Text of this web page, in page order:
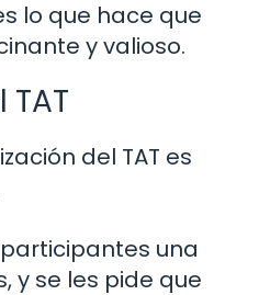
lo que hace que
y valioso.
TAT
del TAT es
una
y se les pide que